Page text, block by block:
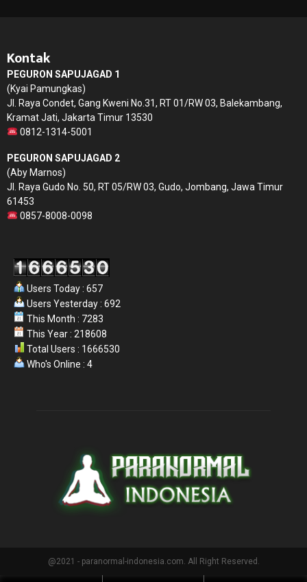
Kontak
PEGURON SAPUJAGAD 1
(Kyai Pamungkas)
Jl. Raya Condet, Gang Kweni No.31, RT 01/RW 03, Balekambang,
Kramat Jati, Jakarta Timur 13530
0812-1314-5001
PEGURON SAPUJAGAD 2
(Aby Marnos)
Jl. Raya Gudo No. 50, RT 05/RW 03, Gudo, Jombang, Jawa Timur
61453
0857-8008-0098
Users Today : 657
Users Yesterday : 692
This Month : 7283
This Year : 218608
Total Users : 1666530
Who's Online : 4
@2021 - paranormal-indonesia.com. All Right Reserved.